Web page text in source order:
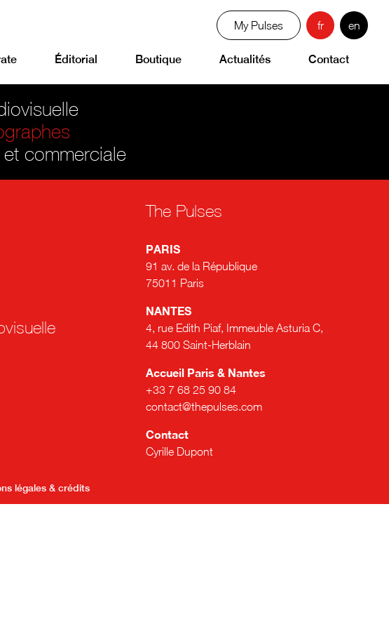
Éditorial Boutique Actualités Contact
My Pulses fr en
commerciale
The Pulses
PARIS
91 av. de la République
75011 Paris
NANTES
4, rue Edith Piaf, Immeuble Asturia C,
44 800 Saint-Herblain
Accueil Paris & Nantes
+33 7 68 25 90 84
contact@thepulses.com
Contact
Cyrille Dupont
légales & crédits